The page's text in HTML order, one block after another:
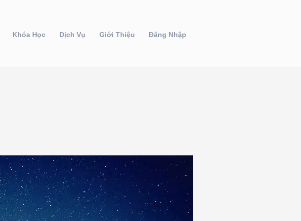
Khóa Học Dịch Vụ Giới Thiệu Đăng Nhập